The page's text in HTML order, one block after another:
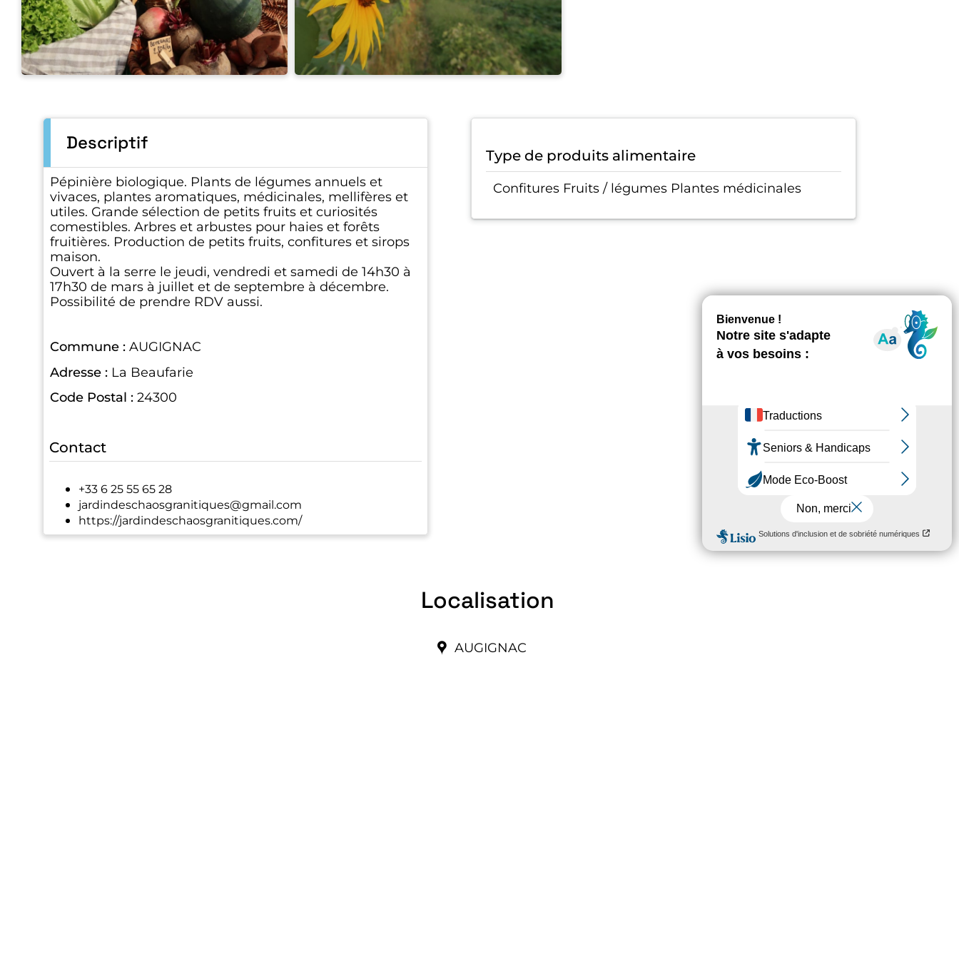
Descriptif
Pépinière biologique. Plants de légumes annuels et
vivaces, plantes aromatiques, médicinales, mellifères et
utiles. Grande sélection de petits fruits et curiosités
comestibles. Arbres et arbustes pour haies et forêts
fruitières. Production de petits fruits, confitures et sirops
maison.
Ouvert à la serre le jeudi, vendredi et samedi de 14h30 à
17h30 de mars à juillet et de septembre à décembre.
Possibilité de prendre RDV aussi.
Commune : AUGIGNAC
Adresse : La Beaufarie
Code Postal : 24300
Contact
+33 6 25 55 65 28
jardindeschaosgranitiques@gmail.com
https://jardindeschaosgranitiques.com/
Type de produits alimentaire
Confitures Fruits / légumes Plantes médicinales
Localisation
AUGIGNAC